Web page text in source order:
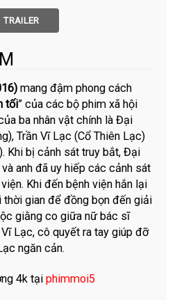
TRAILER
mang đậm phong cách
tối” của các bộ phim xã hội
ba nhân vật chính là Đại
Trần Vĩ Lạc (Cổ Thiên Lạc)
Khi bị cảnh sát truy bắt, Đại
anh đã uy hiếp các cảnh sát
Khi đến bệnh viện hắn lại
thời gian để đồng bọn đến giải
giằng co giữa nữ bác sĩ
Lạc, cô quyết ra tay giúp đỡ
ngăn cản.
4k tạiphimmoi5